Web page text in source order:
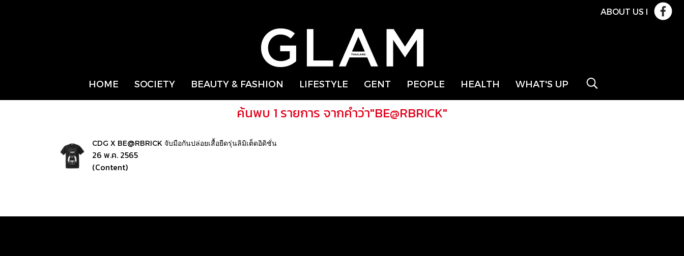
ABOUT US l
HOME SOCIETY BEAUTY & FASHION LIFESTYLE GENT PEOPLE HEALTH WHAT'S UP
ค้นพบ 1 รายการ จากคำว่า"BE@RBRICK"
CDG X BE@RBRICK จับมือกันปล่อยเสื้อยืดรุ่นลิมิเต็ดอิดิชั่น
26 พ.ค. 2565
(Content)